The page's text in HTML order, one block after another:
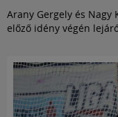
Arany Gergely és
előző idény végén